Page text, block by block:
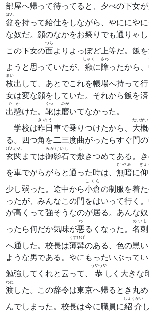
部屋へ帰って待ってると、夕べの下女が
盆
ぼん
を持って給仕をしながら、やににや
な奴だ。顔のなかをお祭りでも通りゃ
この下女の面
つら
よりよっぽど上等だ。飯
ようと思っていたが、 癪
しゃく
に障
さわ
ったから、
枚
まい
出して、あとでこれを帳場へ持って
女は変な顔をしていた。それから飯を
出懸
でか
けた。 靴
くつ
は磨
みが
いてなかった。
学校は昨日
きのう
車で乗りつけたから、 大概
たいがい
る。四つ角を二三度曲がったらすぐ門
玄関
げんかん
までは御影石
みかげいし
で敷
し
きつめてある。
を車でがらがらと通った時は、 無暗
むやみ
に
ぎょ
少し弱った。途中から小倉
こくら
の制服を着
ったが、みんなこの門をはいって行く
が高くって強そうなのが居る。あんな
ったら何だか気味が悪
わ
るくなった。 名刺
めいし
へ通した。校長は薄髯
うすひげ
のある、色の黒
ような男である。やにもったいぶって
勉強してくれと云って、
恭
うやうや
しく大きな
渡
わた
した。この辞令は東京へ帰るとき丸
んでしまった。校長は今に職員に紹介
しょうかい